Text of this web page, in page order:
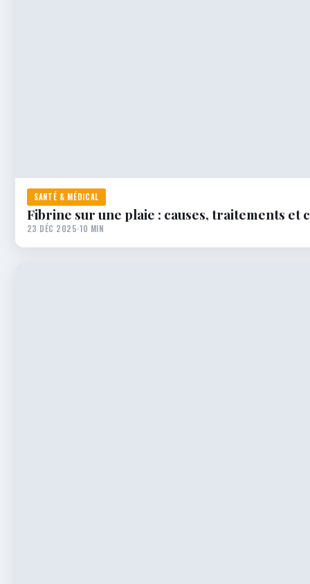
SANTÉ & MÉDICAL
Fibrine sur une plaie : causes, traitements et
23 DÉC 2025·10 MIN